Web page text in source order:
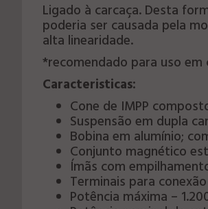
Ligado à carcaça. Desta
poderia ser causada pela
alta linearidade.
*recomendado para uso em
Caracteristicas:
Cone de IMPP
Suspensão em dupla
Bobina em alumínio;
Conjunto magnético
Ímãs com
Terminais para
Potência máxima –